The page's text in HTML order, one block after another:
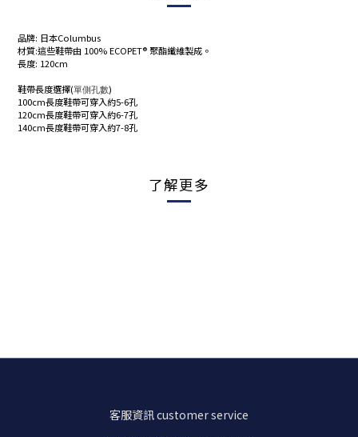
品牌: 日本Columbus
材質:這些鞋帶由 100% ECOPET® 聚酯纖維製成。
長度: 120cm
鞋帶長度選擇(單側孔數)
100cm長度鞋帶可穿入約5-6孔
120cm長度鞋帶可穿入約6-7孔
140cm長度鞋帶可穿入約7-8孔
了解更多
客服資訊customer service